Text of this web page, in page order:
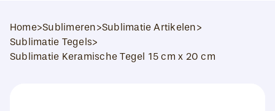
Transferpersen
Sublimatie
Home>Sublimeren>Sublimatie Artikelen>
Sublimatie Tegels>
Sublimatie Keramische Tegel 15 cm x 20 cm